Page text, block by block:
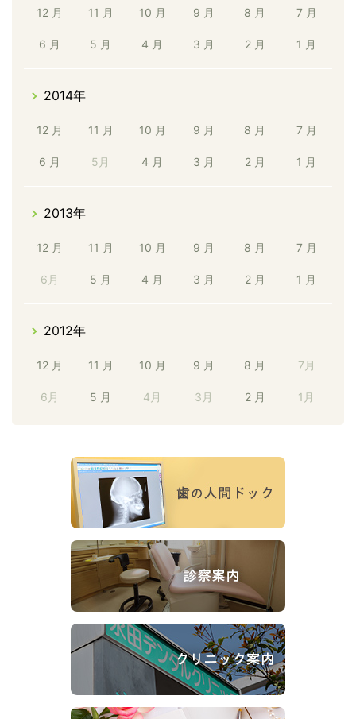
12 月 11 月 10 月 9 月 8 月 7 月
6 月 5 月 4 月 3 月 2 月 1 月
2014年
12 月 11 月 10 月 9 月 8 月 7 月
6 月 5月 4 月 3 月 2 月 1 月
2013年
12 月 11 月 10 月 9 月 8 月 7 月
6月 5 月 4 月 3 月 2 月 1 月
2012年
12 月 11 月 10 月 9 月 8 月 7月
6月 5 月 4月 3月 2 月 1月